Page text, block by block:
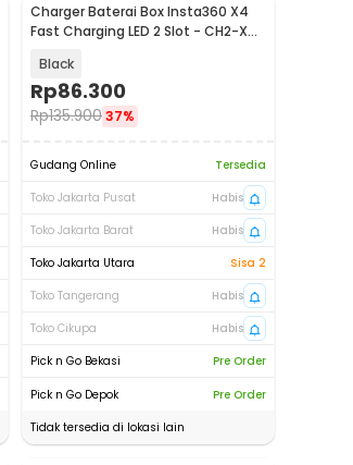
Charger Baterai Box Insta360 X4
Fast Charging LED 2 Slot - CH2-X4-
Black
Rp86.300
Rp135.90037%
Gudang Online
Tersedia
Toko Jakarta Pusat
Habis
Toko Jakarta Barat
Habis
Toko Jakarta Utara
Sisa 2
Toko Tangerang
Habis
Toko Cikupa
Habis
Pick n Go Bekasi
Pre Order
Pick n Go Depok
Pre Order
Tidak tersedia di lokasi lain